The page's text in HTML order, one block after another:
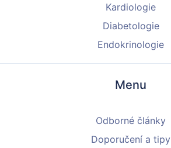
Kardiologie
Diabetologie
Endokrinologie
Menu
Odborné články
Doporučení a tipy